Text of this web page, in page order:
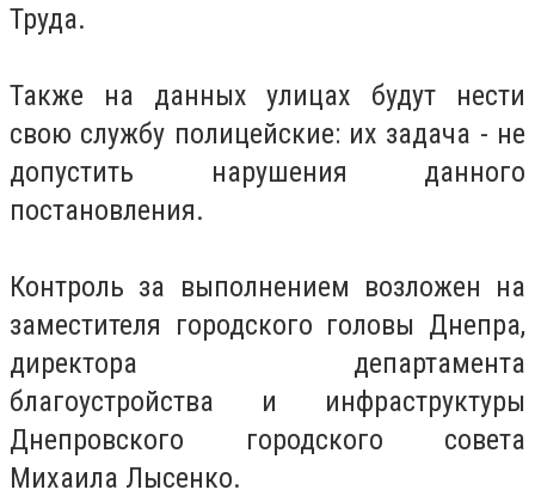
Труда.
Также на данных улицах будут нести
свою службу полицейские: их задача - не
допустить нарушения данного
постановления.
Контроль за выполнением возложен на
заместителя городского головы Днепра,
директора департамента
благоустройства и инфраструктуры
Днепровского городского совета
Михаила Лысенко.